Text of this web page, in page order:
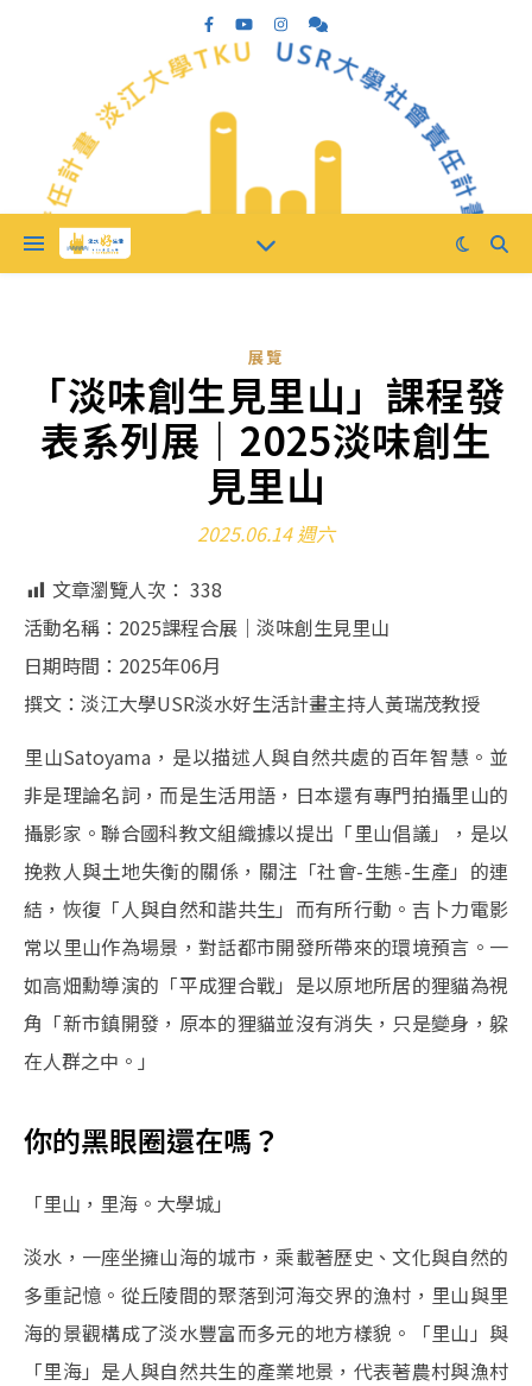
展覽
「淡味創生見里山」課程發
表系列展｜2025淡味創生
見里山
2025.06.14 週六
文章瀏覽人次： 338
活動名稱：2025課程合展｜淡味創生見里山
日期時間：2025年06月
撰文：淡江大學USR淡水好生活計畫主持人黃瑞茂教授
里山Satoyama，是以描述人與自然共處的百年智慧。並
非是理論名詞，而是生活用語，日本還有專門拍攝里山的
攝影家。聯合國科教文組織據以提出「里山倡議」，是以
挽救人與土地失衡的關係，關注「社會-生態-生產」的連
結，恢復「人與自然和諧共生」而有所行動。吉卜力電影
常以里山作為場景，對話都市開發所帶來的環境預言。一
如高畑勳導演的「平成狸合戰」是以原地所居的狸貓為視
角「新市鎮開發，原本的狸貓並沒有消失，只是變身，躱
在人群之中。」
你的黑眼圈還在嗎？
「里山，里海。大學城」
淡水，一座坐擁山海的城市，乘載著歷史、文化與自然的
多重記憶。從丘陵間的聚落到河海交界的漁村，里山與里
海的景觀構成了淡水豐富而多元的地方樣貌。「里山」與
「里海」是人與自然共生的產業地景，代表著農村與漁村